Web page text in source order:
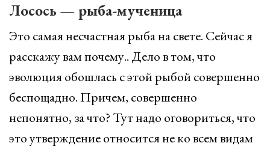
Лосось — рыба-мученица
Это самая несчастная рыба на свете. Сейчас я
расскажу вам почему.. Дело в том, что
эволюция обошлась с этой рыбой совершенно
беспощадно. Причем, совершенно
непонятно, за что? Тут надо оговориться, что
это утверждение относится не ко всем видам